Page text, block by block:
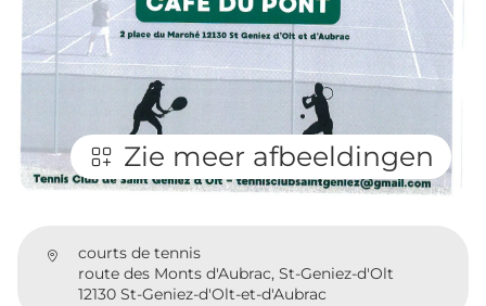
Zie meer afbeeldingen
courts de tennis
route des Monts d'Aubrac, St-Geniez-d'Olt
12130 St-Geniez-d'Olt-et-d'Aubrac